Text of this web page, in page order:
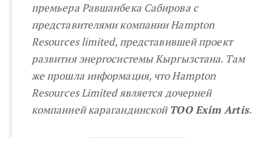
премьера Равшанбека Сабирова с
представителями компании Hampton
Resources limited, представившей проект
развития энергосистемы Кыргызстана. Там
же прошла информация, что Hampton
Resources Limited является дочерней
компанией карагандинскойТОО Exim Artis.